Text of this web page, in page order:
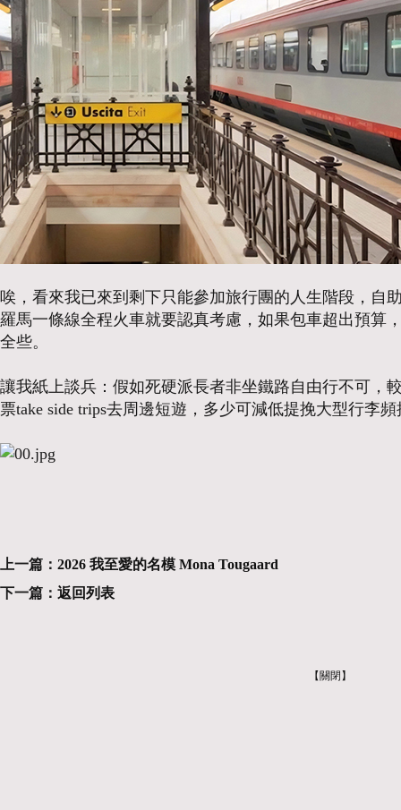
唉，看來我已來到剩下只能參加旅行團的人生階段，自
羅馬一條線全程火車就要認真考慮，如果包車超出預算
全些。
讓我紙上談兵：假如死硬派長者非坐鐵路自由行不可，
票take side trips去周邊短遊，多少可減低提挽大型行李
上一篇： 2026 我至愛的名模 Mona Tougaard
下一篇： 返回列表
【關閉】